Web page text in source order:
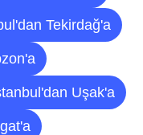
Tekirdağ'a
Uşak'a